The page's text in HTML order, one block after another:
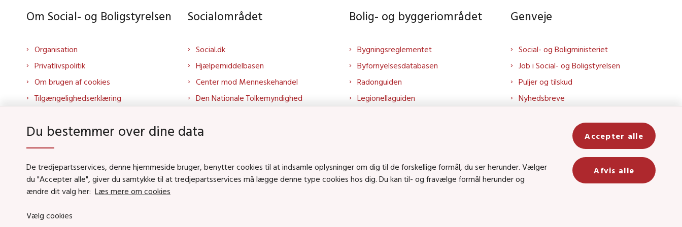
Om Social- og Boligstyrelsen
Organisation
Privatlivspolitik
Om brugen af cookies
Tilgængelighedserklæring
Kontakt os
Whistleblowerordning
About us
Socialområdet
Social.dk
Hjælpemiddelbasen
Center mod Menneskehandel
Den Nationale Tolkemyndighed
Tolkeportalen
Socialområdet på YouTube
Podcasts på SoundCloud
Bolig- og byggeriområdet
Bygningsreglementet
Byfornyelsesdatabasen
Radonguiden
Legionellaguiden
Bolig og byggeri på LinkedIn
Bolig og byggeri på YouTube
Genveje
Social- og Boligministeriet
Job i Social- og Boligstyrelsen
Puljer og tilskud
Nyhedsbreve
Social- og Boligstyrelsens nyheder
som RSS feed
Du bestemmer over dine data
De tredjepartsservices, denne hjemmeside bruger, benytter cookies til at indsamle oplysninger om dig til de forskellige formål, du ser herunder. Vælger
du "Accepter alle", giver du samtykke til at tredjepartsservices må lægge denne type cookies hos dig. Du kan til- og fravælge formål herunder og
ændre dit valg her: Læs mere om cookies
Vælg cookies
Accepter alle
Afvis alle